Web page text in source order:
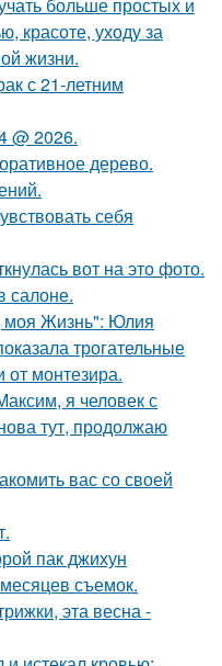
больше простых и
красоте, уходу за
жизни.
с 21-летним
@ 2026.
дерево.
себя
вот на это фото.
салоне.
моя Жизнь": Юлия
трогательные
монтезира.
я человек с
тут, продолжаю
вас со своей
пак джихун
съемок.
эта весна -